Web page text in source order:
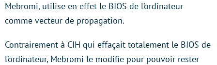
Mebromi, utilise en effet le BIOS de l’ordinateur
comme vecteur de propagation.
Contrairement à CIH qui effaçait totalement le BIOS de
l’ordinateur, Mebromi le modifie pour pouvoir rester